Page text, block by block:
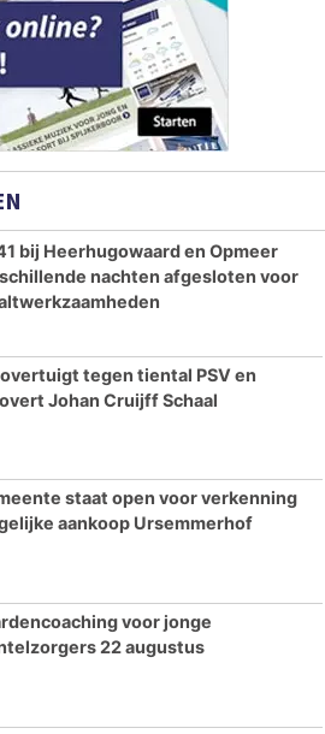
bij Heerhugowaard en Opmeer
nachten afgesloten voor
tegen tiental PSV en
Johan Cruijff Schaal
staat open voor verkenning
aankoop Ursemmerhof
voor jonge
22 augustus